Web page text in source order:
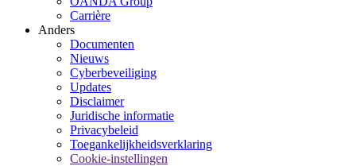
Carrière
Anders
Documenten
Nieuws
Cyberbeveiliging
Updates
Disclaimer
Juridische informatie
Privacybeleid
Toegankelijkheidsverklaring
Cookie-instellingen